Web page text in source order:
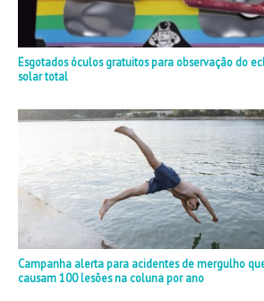
Esgotados óculos gratuitos para observação do
solar total
Campanha alerta para acidentes de mergulho
causam 100 lesões na coluna por ano